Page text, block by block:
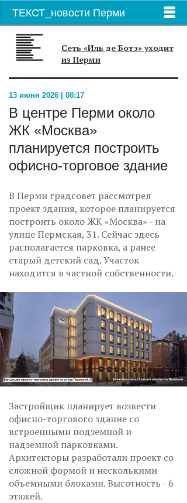
ТЕКСТ_новости Перми
Сеть «Иль де Ботэ» уходит
из Перми
13 июня 2026 | 08:17
В центре Перми около
ЖК «Москва»
планируется построить
офисно-торговое здание
В Перми градсовет рассмотрел
проект здания, которое планируется
построить около ЖК «Москва» - на
улице Пермская, 31. Сейчас здесь
располагается парковка, а ранее
старый детский сад. Участок
находится в частной собственности.
Застройщик планирует возвести
офисно-торгового здание со
встроенными подземной и
надземной парковками.
Архитекторы разработали проект со
сложной формой и несколькими
объемными блоками. Высотность - 6
этажей.